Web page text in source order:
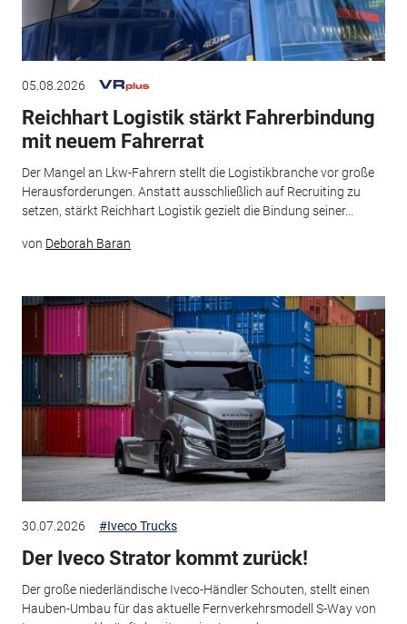
05.08.2026
Reichhart Logistik stärkt Fahrerbindung
mit neuem Fahrerrat
Der Mangel an Lkw-Fahrern stellt die Logistikbranche vor große
Herausforderungen. Anstatt ausschließlich auf Recruiting zu
setzen, stärkt Reichhart Logistik gezielt die Bindung seiner...
von Deborah Baran
30.07.2026 #Iveco Trucks
Der Iveco Strator kommt zurück!
Der große niederländische Iveco-Händler Schouten, stellt einen
Hauben-Umbau für das aktuelle Fernverkehrsmodell S-Way von